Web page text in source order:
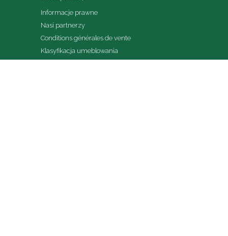
Informacje prawne
Nasi partnerzy
Conditions générales de vente
Klasyfikacja umeblowania